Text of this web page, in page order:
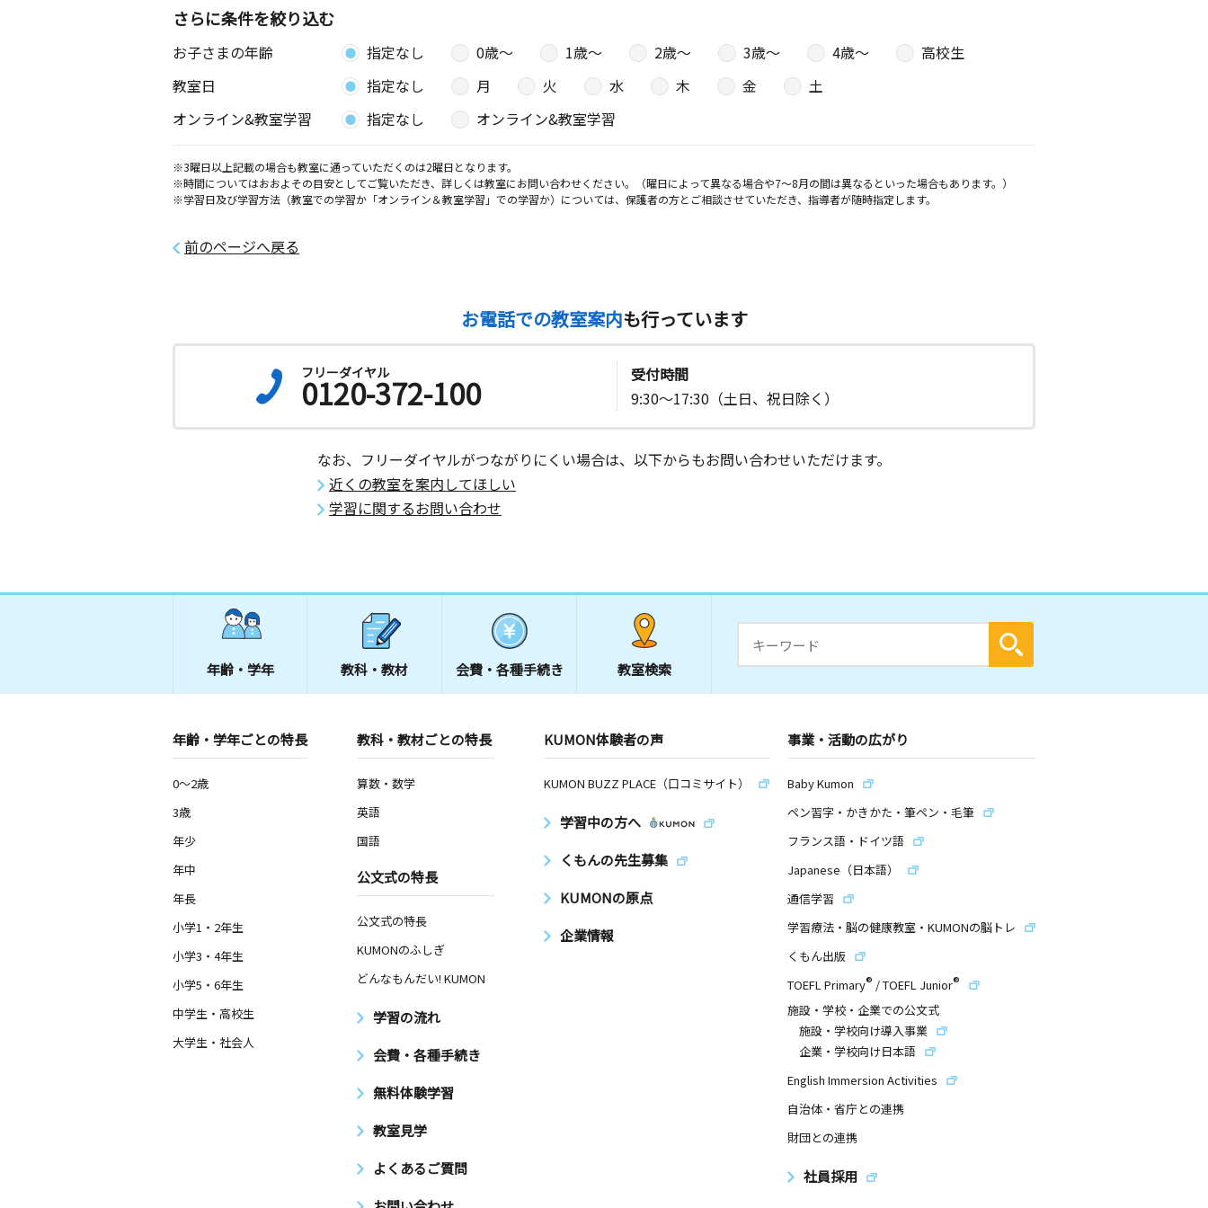
さらに条件を絞り込む
お子さまの年齢 指定なし 0歳〜 1歳〜 2歳〜 3歳〜 4歳〜
高校生
教室日
指定なし 月 火 水 木 金
土
オンライン&教室学習
指定なし オンライン&教室学習
※3曜日以上記載の場合も教室に通っていただくのは2曜日となります。
※時間についてはおおよその目安としてご覧いただき、詳しくは教室にお問い合わせください。（曜日によって異なる場合や7～8月の間は異なるといった場合もあります。）
※学習日及び学習方法（教室での学習か「オンライン＆教室学習」での学習か）については、保護者の方とご相談させていただき、指導者が随時指定します。
前のページへ戻る
お電話での教室案内も行っています
フリーダイヤル
0120-372-100
受付時間
9:30～17:30（土日、祝日除く）
なお、フリーダイヤルがつながりにくい場合は、以下からもお問い合わせいただけます。
近くの教室を案内してほしい
学習に関するお問い合わせ
年齢・学年 教科・教材 会費・ 各種手続き 教室検索
年齢・学年ごとの特長
0～2歳
3歳
年少
年中
年長
小学1・2年生
小学3・4年生
小学5・6年生
中学生・高校生
大学生・社会人
教科・教材ごとの特長
算数・数学
英語
国語
公文式の特長
公文式の特長
KUMONのふしぎ
どんなもんだい! KUMON
学習の流れ
会費・各種手続き
無料体験学習
教室見学
よくあるご質問
KUMON体験者の声
KUMON BUZZ PLACE（口コミサイト）
学習中の方へ
くもんの先生募集
KUMONの原点
企業情報
事業・活動の広がり
Baby Kumon
ペン習字・かきかた・筆ペン・毛筆
フランス語・ドイツ語
Japanese（日本語）
通信学習
学習療法・脳の健康教室・KUMONの脳トレ
くもん出版
TOEFL Primary® /TOEFL Junior®
施設・学校・企業での公文式
施設・学校向け導入事業
企業・学校向け日本語
English Immersion Activities
自治体・省庁との連携
財団との連携
社員採用